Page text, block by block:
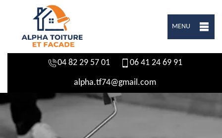
MENU
04 82 29 57 01 06 41 24 69 91
alpha.tf74@gmail.com